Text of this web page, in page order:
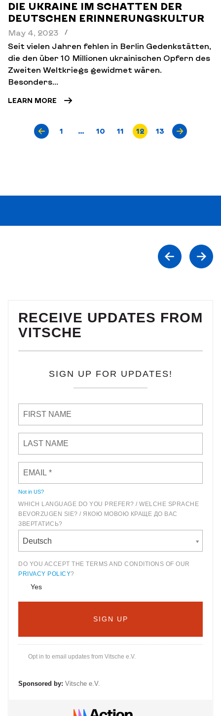
DIE UKRAINE IM SCHATTEN DER
DEUTSCHEN ERINNERUNGSKULTUR
May 4, 2023 /
Seit vielen Jahren fehlen in Berlin Gedenkstätten,
die den über 10 Millionen ukrainischen Opfern des
Zweiten Weltkriegs gewidmet wären.
Besonders...
LEARN MORE
1 … 10 11 12 13
RECEIVE UPDATES FROM
VITSCHE
SIGN UP FOR UPDATES!
Not in US?
WHICH LANGUAGE DO YOU PREFER? / WELCHE SPRACHE
BEVORZUGEN SIE? / ЯКОЮ МОВОЮ КРАЩЕ ДО ВАС
ЗВЕРТАТИСЬ?
Deutsch
DO YOU ACCEPT THE TERMS AND CONDITIONS OF OUR
PRIVACY POLICY?
Yes
Opt in to email updates from Vitsche e.V.
Sponsored by: Vitsche e.V.